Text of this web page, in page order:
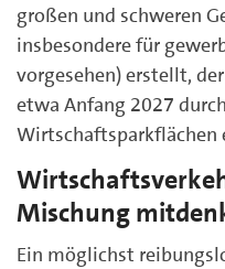
großen und schweren
insbesondere für
vorgesehen) erstellt,
etwa Anfang 2027
Wirtschaftsparkflächen
Mischung
Ein möglichst